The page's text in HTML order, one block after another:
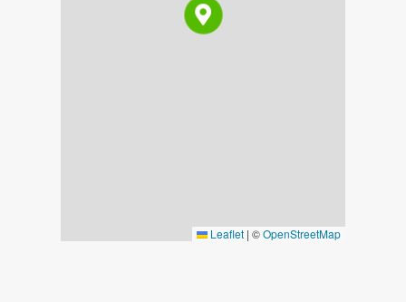
Leaflet | ©OpenStreetMap